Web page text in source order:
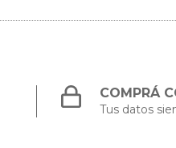
COMPRÁ
Tus datos